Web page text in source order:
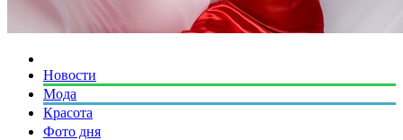
Новости
Мода
Красота
Фото дня